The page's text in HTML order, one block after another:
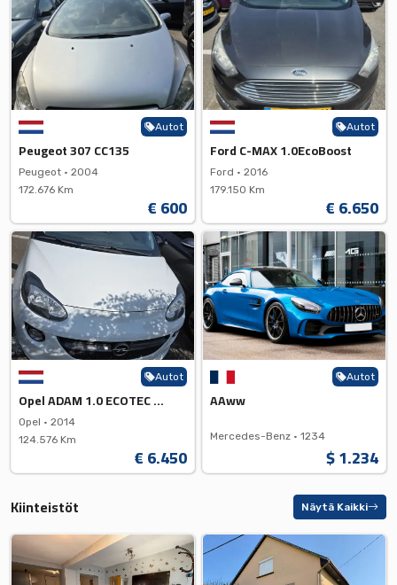
Autot
Peugeot 307 CC135
Peugeot • 2004
172.676 Km
€ 600
Autot
Ford C-MAX 1.0EcoBoost
Ford • 2016
179.150 Km
€ 6.650
Autot
Opel ADAM 1.0 ECOTEC DI Tubo E...
Opel • 2014
124.576 Km
€ 6.450
Autot
AAww
Mercedes-Benz • 1234
$ 1.234
Kiinteistöt Näytä Kaikki